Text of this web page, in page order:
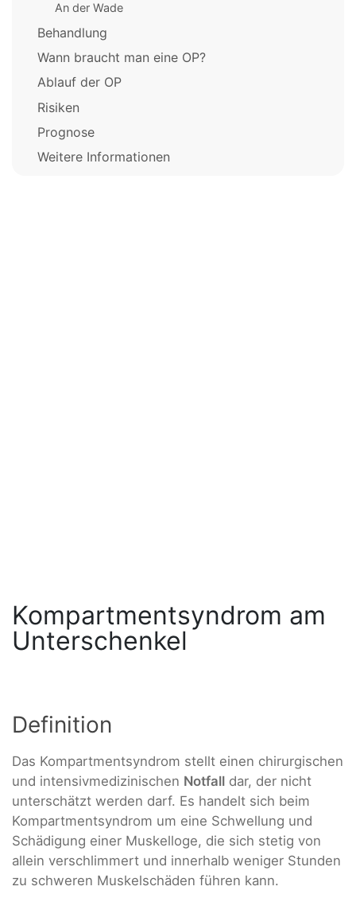
An der Wade
Behandlung
Wann braucht man eine OP?
Ablauf der OP
Risiken
Prognose
Weitere Informationen
Kompartmentsyndrom am
Unterschenkel
Definition
Das Kompartmentsyndrom stellt einen chirurgischen
und intensivmedizinischen Notfall dar, der nicht
unterschätzt werden darf. Es handelt sich beim
Kompartmentsyndrom um eine Schwellung und
Schädigung einer Muskelloge, die sich stetig von
allein verschlimmert und innerhalb weniger Stunden
zu schweren Muskelschäden führen kann.